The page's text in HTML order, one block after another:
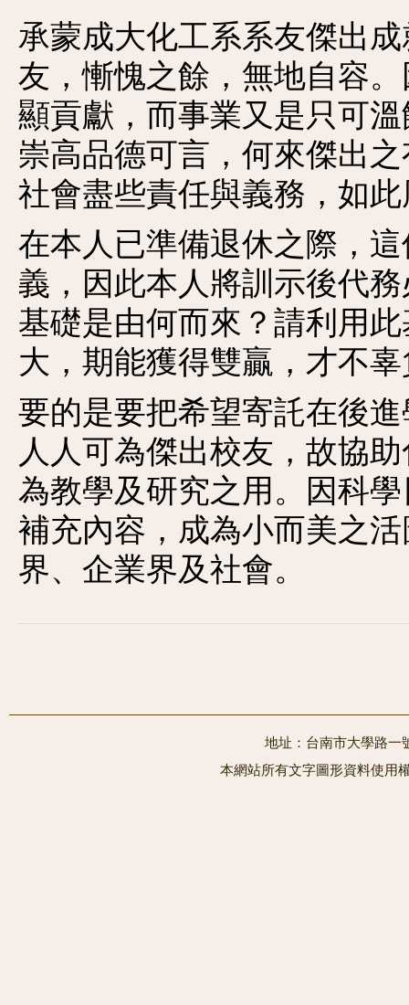
承蒙成大化工系系友傑出
友，慚愧之餘，無地自容
顯貢獻，而事業又是只可
崇高品德可言，何來傑出
社會盡些責任與義務，如
在本人已準備退休之際，
義，因此本人將訓示後代
基礎是由何而來？請利用
大，期能獲得雙贏，才不
要的是要把希望寄託在後
人人可為傑出校友，故協
為教學及研究之用。因科
補充內容，成為小而美之
界、企業界及社會。
地址：台南市大學路
本網站所有文字圖形資料使用